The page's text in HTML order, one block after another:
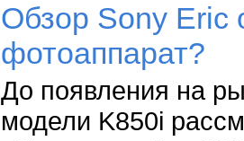
Обзор Sony Eric
фотоаппарат?
До появления на
модели K850i